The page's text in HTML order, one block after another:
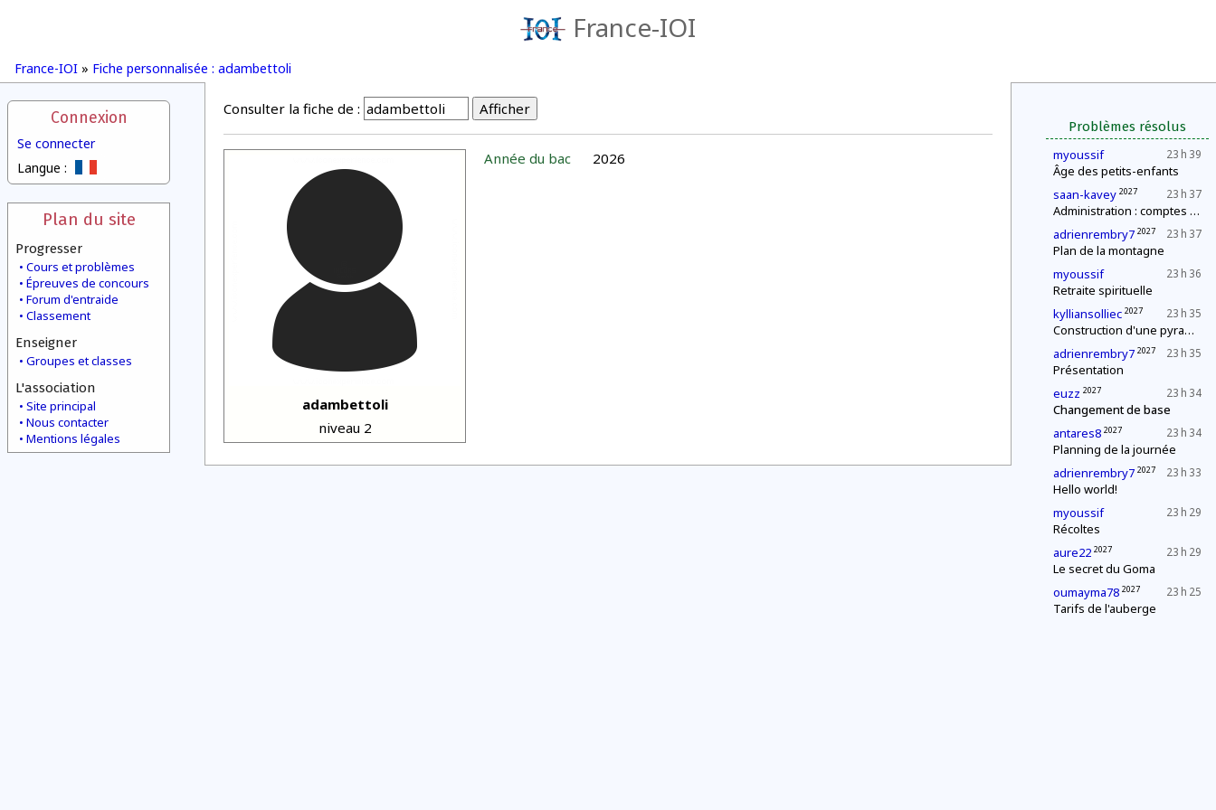
France-IOI
France-IOI » Fiche personnalisée : adambettoli
Connexion
Se connecter
Langue :
Plan du site
Progresser
Cours et problèmes
Épreuves de concours
Forum d'entraide
Classement
Enseigner
Groupes et classes
L'association
Site principal
Nous contacter
Mentions légales
Problèmes résolus
23 h 39
myoussif
Âge des petits-enfants
23 h 37
saan-kavey 2027
Administration : comptes annuels
23 h 37
adrienrembry7 2027
Plan de la montagne
23 h 36
myoussif
Retraite spirituelle
23 h 35
kylliansolliec 2027
Construction d'une pyramide
23 h 35
adrienrembry7 2027
Présentation
23 h 34
euzz 2027
Changement de base
23 h 34
antares8 2027
Planning de la journée
23 h 33
adrienrembry7 2027
Hello world!
23 h 29
myoussif
Récoltes
23 h 29
aure22 2027
Le secret du Goma
23 h 25
oumayma78 2027
Tarifs de l'auberge
Consulter la fiche de :
adambettoli
niveau 2
Année du bac 2026